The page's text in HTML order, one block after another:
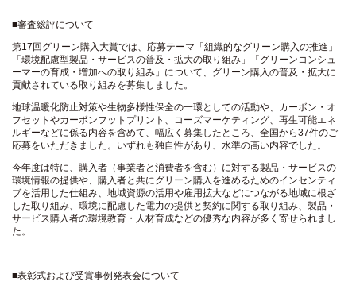
■審査総評について
第17回グリーン購入大賞では、応募テーマ「組織的なグリーン購入の推進」
「環境配慮型製品・サービスの普及・拡大の取り組み」「グリーンコンシュ
ーマーの育成・増加への取り組み」について、グリーン購入の普及・拡大に
貢献されている取り組みを募集しました。
地球温暖化防止対策や生物多様性保全の一環としての活動や、カーボン・オ
フセットやカーボンフットプリント、コーズマーケティング、再生可能エネ
ルギーなどに係る内容を含めて、幅広く募集したところ、全国から37件のご
応募をいただきました。いずれも独自性があり、水準の高い内容でした。
今年度は特に、購入者（事業者と消費者を含む）に対する製品・サービスの
環境情報の提供や、購入者と共にグリーン購入を進めるためのインセンティ
ブを活用した仕組み、地域資源の活用や雇用拡大などにつながる地域に根ざ
した取り組み、環境に配慮した電力の提供と契約に関する取り組み、製品・
サービス購入者の環境教育・人材育成などの優秀な内容が多く寄せられまし
た。
■表彰式および受賞事例発表会について